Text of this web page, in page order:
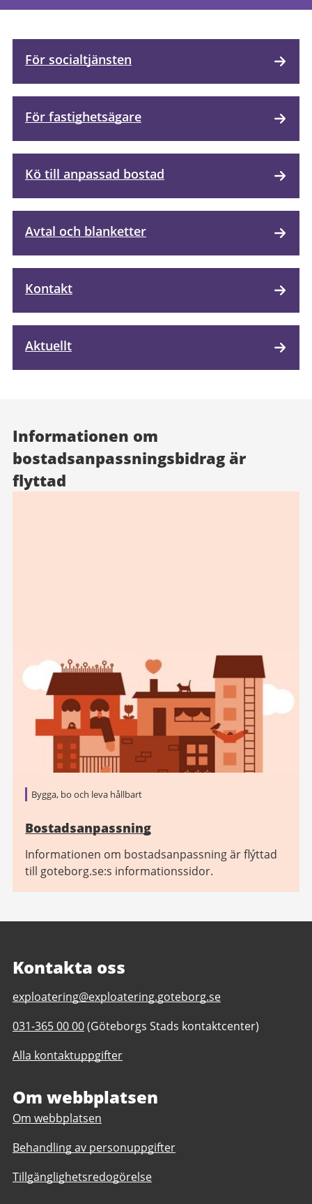
För socialtjänsten
För fastighetsägare
Kö till anpassad bostad
Avtal och blanketter
Kontakt
Aktuellt
Informationen om
bostadsanpassningsbidrag är
flyttad
Bygga, bo och leva hållbart
Bostadsanpassning
Informationen om bostadsanpassning är flýttad
till goteborg.se:s informationssidor.
Kontakta oss
E-
till
Exploateringsförvaltningens
bostadsavdelning
exploatering@exploatering.goteborg.se
Telefonnummer
Exploateringsförvaltningens
031-365 00 00(Göteborgs Stads kontaktcenter)
Alla kontaktuppgifter
Om webbplatsen
Om webbplatsen
Behandling av personuppgifter
Tillgänglighetsredogörelse